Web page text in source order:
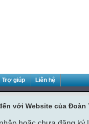
Trợ giúp Liên hệ
với Website của Đoàn